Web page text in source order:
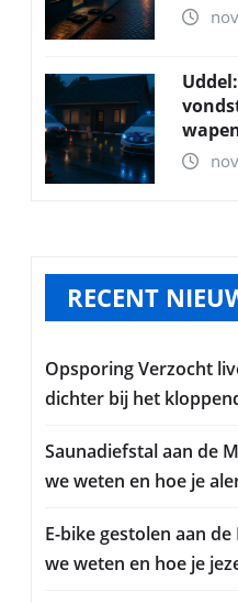
RECENT
Opsporing Verzocht
dichter bij het
Saunadiefstal aan de
we weten en hoe je
E-bike gestolen aan
we weten en hoe je